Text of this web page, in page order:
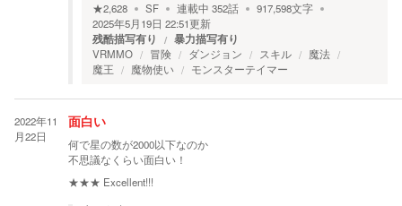
★2,628 SF 連載中 352話 917,598文字
2025年5月19日 22:51更新
残酷描写有り 暴力描写有り
VRMMO 冒険 ダンジョン スキル
魔法
魔王
魔物使い モンスターテイマー
2022年11
月22日
面白い
何で星の数が2000以下なのか
不思議なくらい面白い！
★★★ Excellent!!!